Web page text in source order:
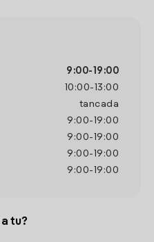
9:00- 19:00
10:00- 13:00
tancada
9:00- 19:00
9:00- 19:00
9:00- 19:00
9:00- 19:00
tu?